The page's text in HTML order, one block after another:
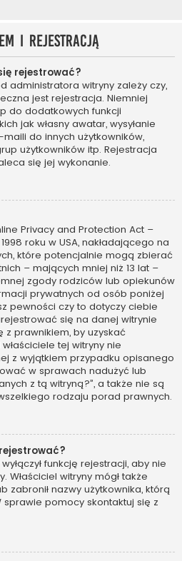
i rejestracją
rejestrować?
administratora witryny zależy czy,
jest rejestracja. Niemniej
do dodatkowych funkcji
jak własny awatar, wysyłanie
do innych użytkowników,
użytkowników itp. Rejestracja
się jej wykonanie.
Privacy and Protection Act –
roku w USA, nakładającego na
które potencjalnie mogą zbierać
– mających mniej niż 13 lat –
zgody rodziców lub opiekunów
prywatnych od osób poniżej
pewności czy to dotyczy ciebie
się na danej witrynie
z prawnikiem, by uzyskać
tej witryny nie
z wyjątkiem przypadku opisanego
w sprawach nadużyć lub
z tą witryną?”, a także nie są
rodzaju porad prawnych.
funkcję rejestracji, aby nie
Właściciel witryny mógł także
zabronił nazwy użytkownika, którą
pomocy skontaktuj się z